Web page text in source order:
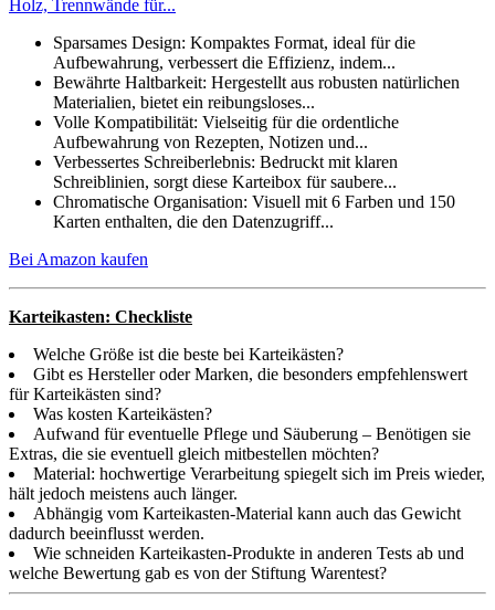
Holz, Trennwände für...
Sparsames Design: Kompaktes Format, ideal für die
Aufbewahrung, verbessert die Effizienz, indem...
Bewährte Haltbarkeit: Hergestellt aus robusten natürlichen
Materialien, bietet ein reibungsloses...
Volle Kompatibilität: Vielseitig für die ordentliche
Aufbewahrung von Rezepten, Notizen und...
Verbessertes Schreiberlebnis: Bedruckt mit klaren
Schreiblinien, sorgt diese Karteibox für saubere...
Chromatische Organisation: Visuell mit 6 Farben und 150
Karten enthalten, die den Datenzugriff...
Bei Amazon kaufen
Karteikasten: Checkliste
Welche Größe ist die beste bei Karteikästen?
Gibt es Hersteller oder Marken, die besonders empfehlenswert
für Karteikästen sind?
Was kosten Karteikästen?
Aufwand für eventuelle Pflege und Säuberung – Benötigen sie
Extras, die sie eventuell gleich mitbestellen möchten?
Material: hochwertige Verarbeitung spiegelt sich im Preis wieder,
hält jedoch meistens auch länger.
Abhängig vom Karteikasten-Material kann auch das Gewicht
dadurch beeinflusst werden.
Wie schneiden Karteikasten-Produkte in anderen Tests ab und
welche Bewertung gab es von der Stiftung Warentest?